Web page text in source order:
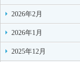
2026年2月
2026年1月
2025年12月